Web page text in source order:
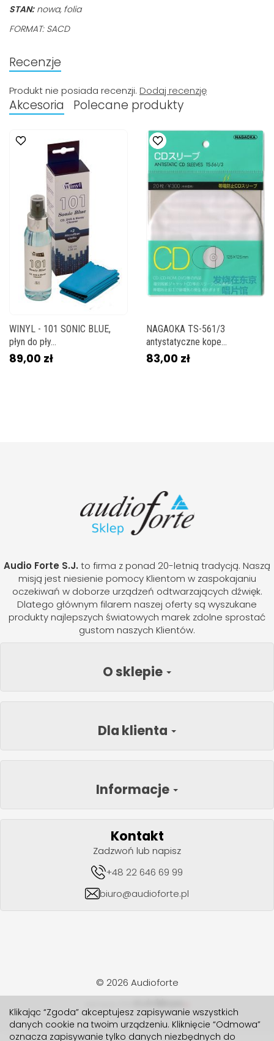
STAN:nowa, folia
FORMAT: SACD
Recenzje
Produkt nie posiada recenzji. Dodaj recenzję
Akcesoria Polecane produkty
WINYL - 101 SONIC BLUE,
płyn do pły...
89,00 zł
NAGAOKA TS-561/3
antystatyczne kope...
83,00 zł
Audio Forte S.J. to firma z ponad 20-letnią tradycją. Naszą
misją jest niesienie pomocy Klientom w zaspokajaniu
oczekiwań w doborze urządzeń odtwarzających dźwięk.
Dlatego głównym filarem naszej oferty są wyszukane
produkty najlepszych światowych marek zdolne sprostać
gustom naszych Klientów.
O sklepie
Dla klienta
Informacje
Kontakt
Zadzwoń lub napisz
+48 22 646 69 99
biuro@audioforte.pl
© 2026 Audioforte
Klikając “Zgoda” akceptujesz zapisywanie wszystkich
danych cookie na twoim urządzeniu. Kliknięcie “Odmowa”
oznacza zapisywanie tylko danych niezbędnych do